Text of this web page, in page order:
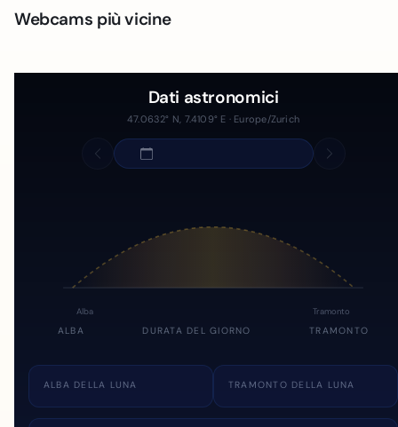
Webcams più vicine
Dati astronomici
47.0632° N, 7.4109° E · Europe/Zurich
Alba Tramonto
ALBA DURATA DEL GIORNO TRAMONTO
ALBA DELLA LUNA TRAMONTO DELLA LUNA